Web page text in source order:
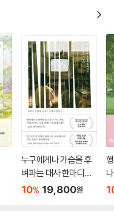
누구에게나 가슴을 후
벼파는 대사 한마디가
있다
10% 19,800원